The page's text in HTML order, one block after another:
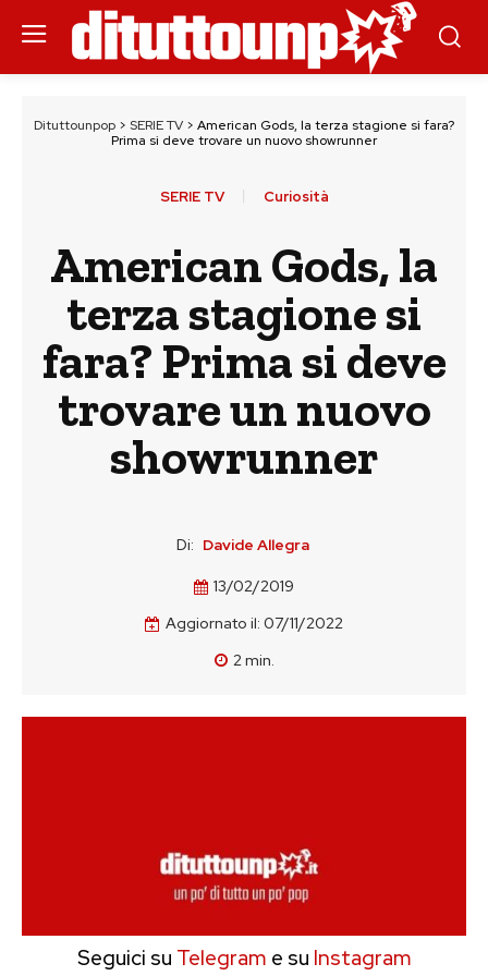
Dituttounpop > SERIE TV > American Gods, la terza stagione si fara?
Prima si deve trovare un nuovo showrunner
SERIE TV Curiosità
American Gods, la
terza stagione si
fara? Prima si deve
trovare un nuovo
showrunner
Di: Davide Allegra
13/02/2019
Aggiornato il: 07/11/2022
2min.
Seguici su Telegram e su Instagram